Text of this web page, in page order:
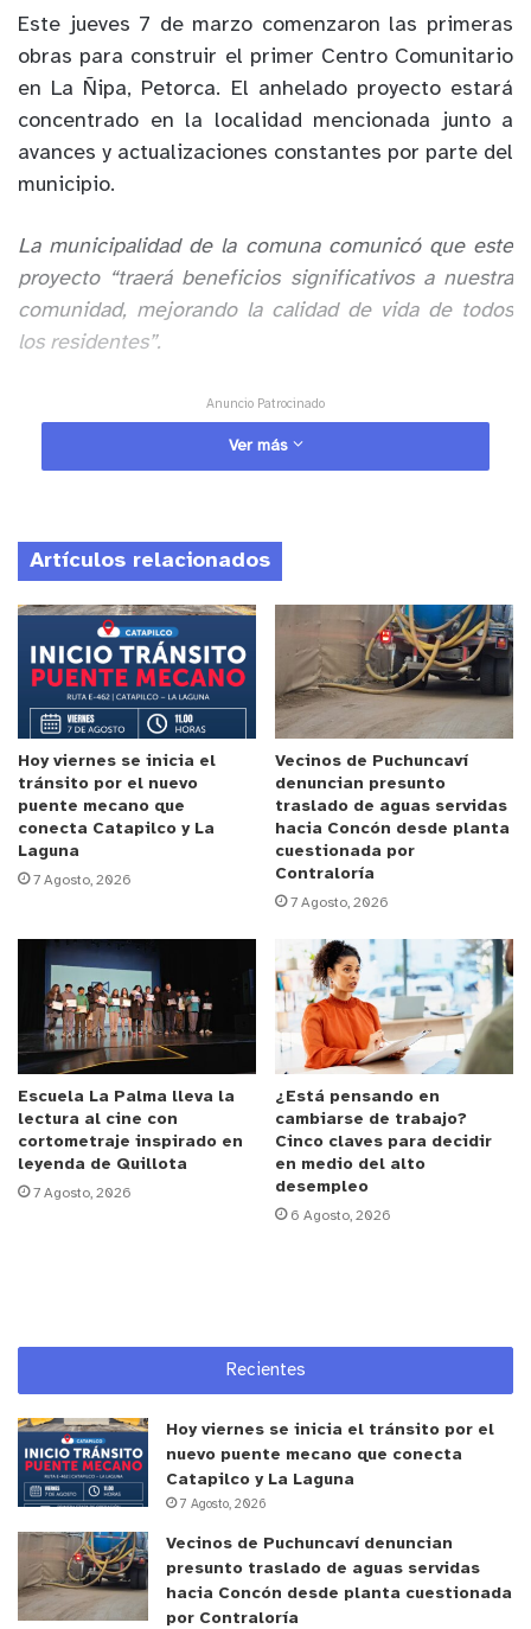
Este jueves 7 de marzo comenzaron las primeras
obras para construir el primer Centro Comunitario
en La Ñipa, Petorca. El anhelado proyecto estará
concentrado en la localidad mencionada junto a
avances y actualizaciones constantes por parte del
municipio.
La municipalidad de la comuna comunicó que este
proyecto “traerá beneficios significativos a nuestra
comunidad, mejorando la calidad de vida de todos
los residentes”.
Anuncio Patrocinado
y tú, ¿qué opinas?
Ver más
Artículos relacionados
Hoy viernes se inicia el
tránsito por el nuevo
puente mecano que
conecta Catapilco y La
Laguna
7 Agosto, 2026
Vecinos de Puchuncaví
denuncian presunto
traslado de aguas servidas
hacia Concón desde planta
cuestionada por
Contraloría
7 Agosto, 2026
Escuela La Palma lleva la
lectura al cine con
cortometraje inspirado en
leyenda de Quillota
7 Agosto, 2026
¿Está pensando en
cambiarse de trabajo?
Cinco claves para decidir
en medio del alto
desempleo
6 Agosto, 2026
Recientes
Hoy viernes se inicia el tránsito por el
nuevo puente mecano que conecta
Catapilco y La Laguna
7 Agosto, 2026
Vecinos de Puchuncaví denuncian
presunto traslado de aguas servidas
hacia Concón desde planta cuestionada
por Contraloría